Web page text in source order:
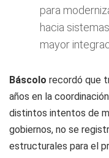
para
hacia
mayor
Báscolo recordó que
años en la
distintos intentos de
gobiernos, no se
estructurales para el